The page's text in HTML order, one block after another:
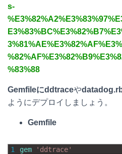
s-
%83%88
Gemfileにddtraceや
ようにデプロイしましょう。
Gemfile
1 gem 'ddtrace'